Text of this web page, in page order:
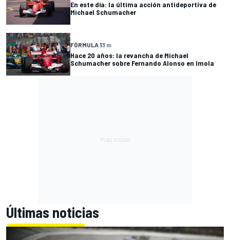
En este día: la última acción antideportiva de
Michael Schumacher
FÓRMULA 13 m
Hace 20 años: la revancha de Michael
Schumacher sobre Fernando Alonso en Imola
Últimas noticias